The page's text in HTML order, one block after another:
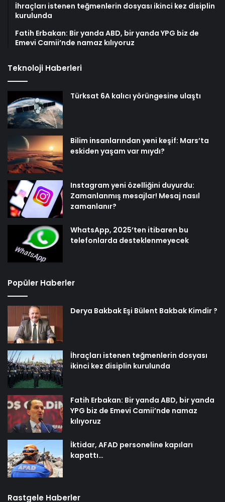
İhraçları istenen teğmenlerin dosyası ikinci kez disiplin
kurulunda
Fatih Erbakan: Bir yanda ABD, bir yanda YPG biz de
Emevi Camii’nde namaz kılıyoruz
Teknoloji Haberleri
Türksat 6A kalıcı yörüngesine ulaştı
Bilim insanlarından yeni keşif: Mars’ta
eskiden yaşam var mıydı?
Instagram yeni özelliğini duyurdu:
Zamanlanmış mesajlar! Mesaj nasıl
zamanlanır?
WhatsApp, 2025’ten itibaren bu
telefonlarda desteklenmeyecek
Popüler Haberler
Derya Bakbak Eşi Bülent Bakbak Kimdir ?
İhraçları istenen teğmenlerin dosyası
ikinci kez disiplin kurulunda
Fatih Erbakan: Bir yanda ABD, bir yanda
YPG biz de Emevi Camii’nde namaz
kılıyoruz
İktidar, AFAD personeline kapıları
kapattı…
Rastgele Haberler